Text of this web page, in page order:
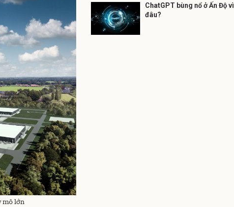
mô lớn
ChatGPT bùng nổ ở Ấn Độ vì
đâu?